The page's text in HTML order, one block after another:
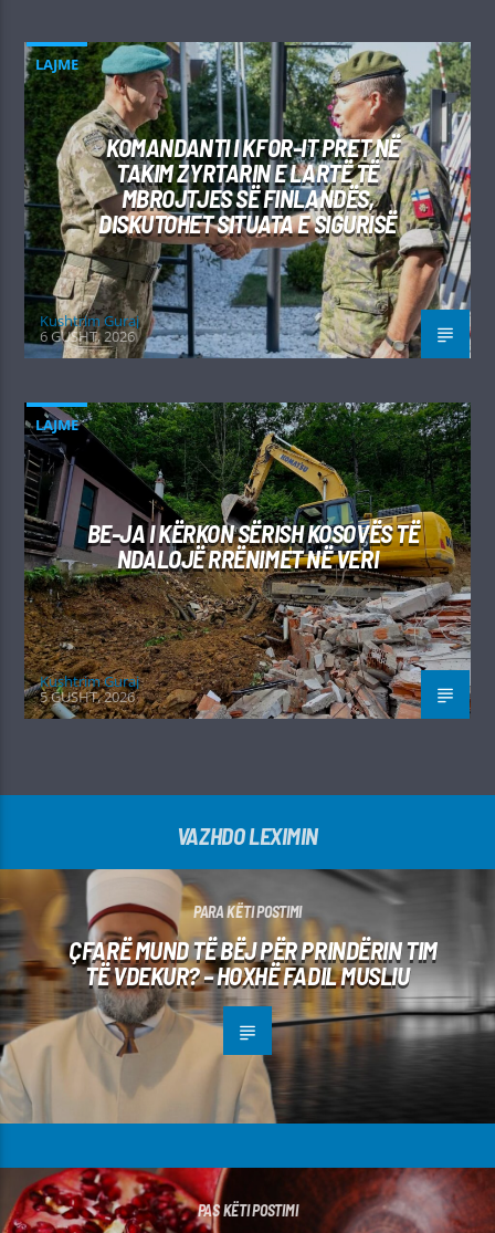
LAJME
KOMANDANTI I KFOR-IT PRET NË
TAKIM ZYRTARIN E LARTË TË
MBROJTJES SË FINLANDËS,
DISKUTOHET SITUATA E SIGURISË
Kushtrim Guraj
6 GUSHT, 2026
LAJME
BE-JA I KËRKON SËRISH KOSOVËS TË
NDALOJË RRËNIMET NË VERI
Kushtrim Guraj
5 GUSHT, 2026
VAZHDO LEXIMIN
PARA KËTI POSTIMI
ÇFARË MUND TË BËJ PËR PRINDËRIN TIM
TË VDEKUR? – HOXHË FADIL MUSLIU
PAS KËTI POSTIMI